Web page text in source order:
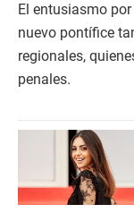
El entusiasmo
nuevo pontífice
regionales,
penales.